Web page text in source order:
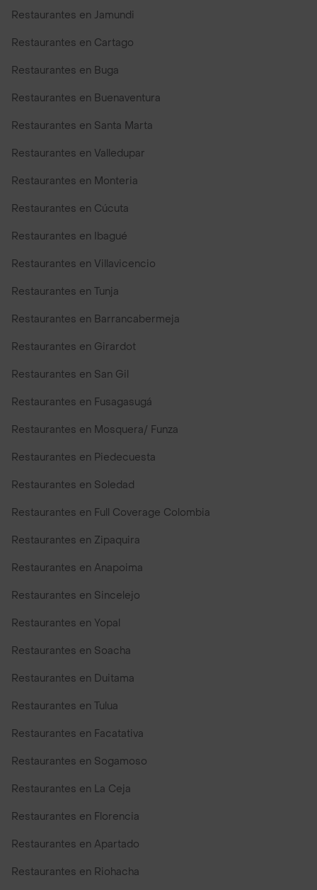
Restaurantes en Jamundi
Restaurantes en Cartago
Restaurantes en Buga
Restaurantes en Buenaventura
Restaurantes en Santa Marta
Restaurantes en Valledupar
Restaurantes en Monteria
Restaurantes en Cúcuta
Restaurantes en Ibagué
Restaurantes en Villavicencio
Restaurantes en Tunja
Restaurantes en Barrancabermeja
Restaurantes en Girardot
Restaurantes en San Gil
Restaurantes en Fusagasugá
Restaurantes en Mosquera/ Funza
Restaurantes en Piedecuesta
Restaurantes en Soledad
Restaurantes en Full Coverage Colombia
Restaurantes en Zipaquira
Restaurantes en Anapoima
Restaurantes en Sincelejo
Restaurantes en Yopal
Restaurantes en Soacha
Restaurantes en Duitama
Restaurantes en Tulua
Restaurantes en Facatativa
Restaurantes en Sogamoso
Restaurantes en La Ceja
Restaurantes en Florencia
Restaurantes en Apartado
Restaurantes en Riohacha